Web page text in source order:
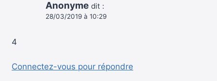
Anonyme dit :
28/03/2019 à 10:29
4
Connectez-vous pour répondre